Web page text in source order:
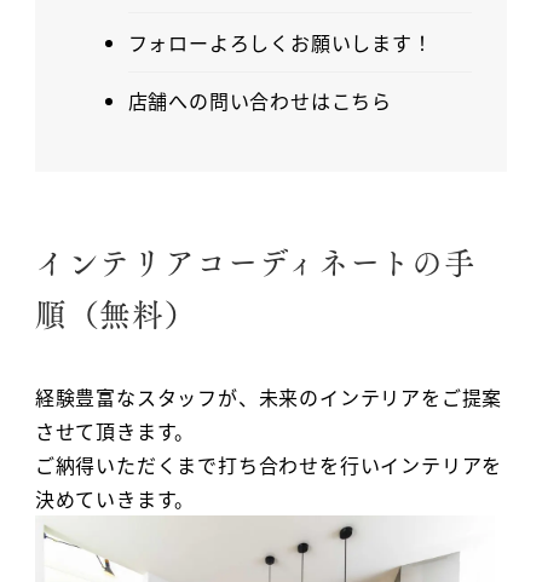
フォローよろしくお願いします！
店舗への問い合わせはこちら
インテリアコーディネートの手
順（無料）
経験豊富なスタッフが、未来のインテリアをご提案
させて頂きます。
ご納得いただくまで打ち合わせを行いインテリアを
決めていきます。